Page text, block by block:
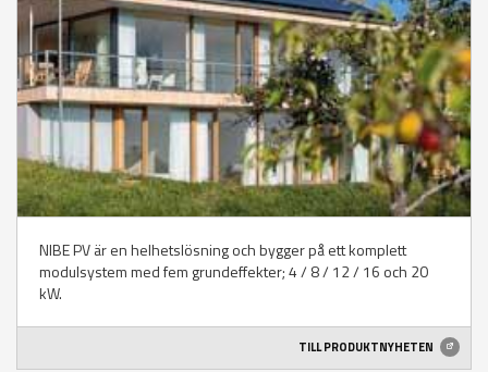
NIBE PV är en helhetslösning och bygger på ett komplett
modulsystem med fem grundeffekter; 4 / 8 / 12 / 16 och 20
kW.
TILL PRODUKTNYHETEN